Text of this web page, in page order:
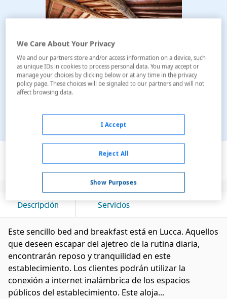
Ver en el mapa
Descripción Servicios
Este sencillo bed and breakfast está en Lucca. Aquellos
que deseen escapar del ajetreo de la rutina diaria,
encontrarán reposo y tranquilidad en este
establecimiento. Los clientes podrán utilizar la
conexión a internet inalámbrica de los espacios
públicos del establecimiento. Este aloja...
We Care About Your Privacy
We and our partners store and/or access information on a device, such
as unique IDs in cookies to process personal data. You may accept or
manage your choices by clicking below or at any time in the privacy
policy page. These choices will be signaled to our partners and will not
affect browsing data.
Show Purposes
Reject All
I Accept